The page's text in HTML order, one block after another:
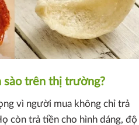
sào trên thị trường?
vì người mua không chỉ trả
còn trả tiền cho hình dáng, độ